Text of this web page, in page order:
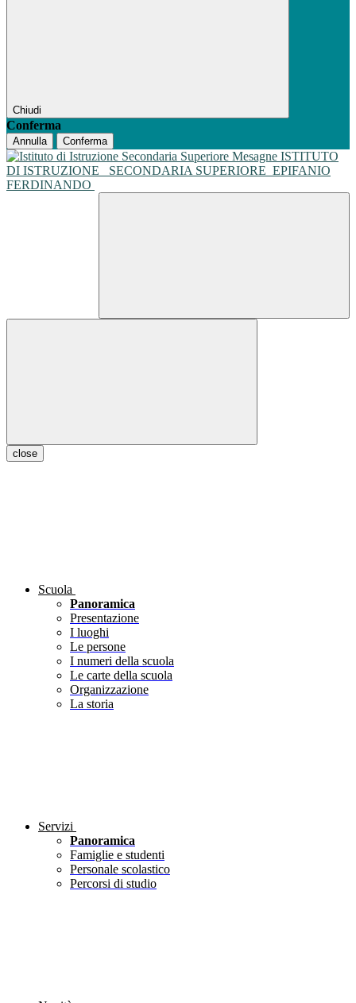
Chiudi
Conferma
Annulla Conferma
ISTITUTO
DI ISTRUZIONE
SECONDARIA SUPERIORE EPIFANIO
FERDINANDO
close
Scuola
Panoramica
Presentazione
I luoghi
Le persone
I numeri della scuola
Le carte della scuola
Organizzazione
La storia
Servizi
Panoramica
Famiglie e studenti
Personale scolastico
Percorsi di studio